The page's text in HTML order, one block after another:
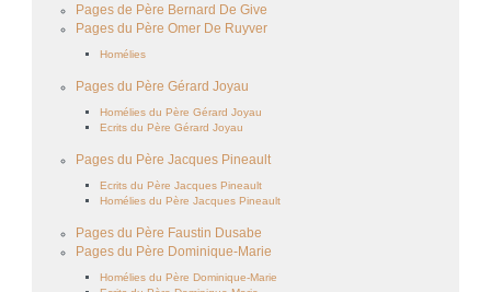
Pages de Père Bernard De Give
Pages du Père Omer De Ruyver
Homélies
Pages du Père Gérard Joyau
Homélies du Père Gérard Joyau
Ecrits du Père Gérard Joyau
Pages du Père Jacques Pineault
Ecrits du Père Jacques Pineault
Homélies du Père Jacques Pineault
Pages du Père Faustin Dusabe
Pages du Père Dominique-Marie
Homélies du Père Dominique-Marie